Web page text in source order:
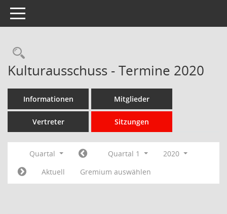
Toggle navigation
Rechercheauswahl
Kulturausschuss - Termine 2020
Informationen Mitglieder
Vertreter Sitzungen
Quartal Quartal 1
2020
Aktuell
Gremium auswählen